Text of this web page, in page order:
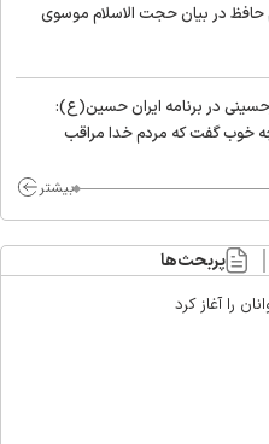
در بیان حجت الاسلام موسوی
در برنامه ایران حسین(ع):
گفت که مردم خدا مراقب
بیشتر
پربحث‌ها
را آغاز کرد